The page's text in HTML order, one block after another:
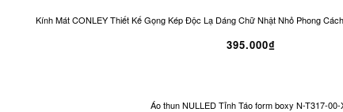
Kính Mát CONLEY Thiết Kế Gọng Kép Độc Lạ Dáng Chữ Nhật Nhỏ Phong
395.000₫
Áo thun NULLED Tỉnh Táo form boxy N-T317-00-